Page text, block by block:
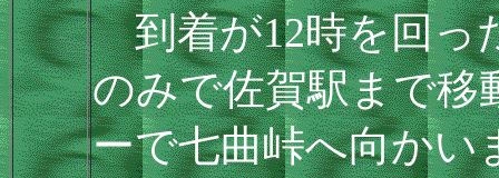
到着が12時を回っ
のみで佐賀駅まで移
ーで七曲峠へ向かい